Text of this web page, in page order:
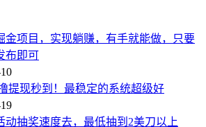
金项目，实现躺赚，有手就能做，只要
布即可
提现秒到！最稳定的系统超级好
动抽奖速度去，最低抽到2美刀以上